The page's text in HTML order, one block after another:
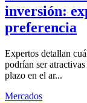
inversión:
preferencia
Expertos detallan
podrían ser
plazo en el ar...
Mercados